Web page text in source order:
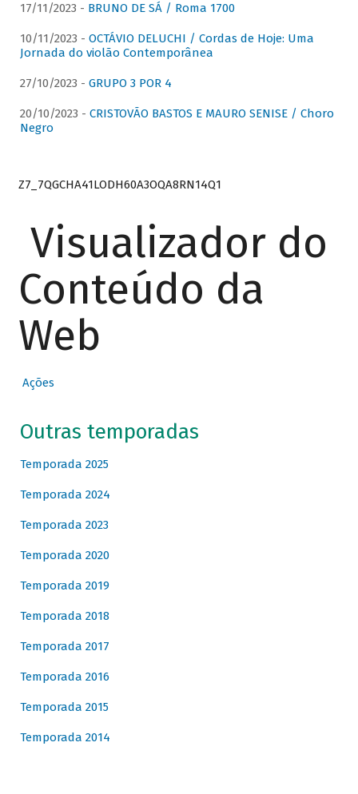
17/11/2023 - BRUNO DE SÁ / Roma 1700
10/11/2023 - OCTÁVIO DELUCHI / Cordas de Hoje: Uma
Jornada do violão Contemporânea
27/10/2023 - GRUPO 3 POR 4
20/10/2023 - CRISTOVÃO BASTOS E MAURO SENISE / Choro
Negro
Z7_7QGCHA41LODH60A3OQA8RN14Q1
Visualizador do
Conteúdo da
Web
Ações
Outras temporadas
Temporada 2025
Temporada 2024
Temporada 2023
Temporada 2020
Temporada 2019
Temporada 2018
Temporada 2017
Temporada 2016
Temporada 2015
Temporada 2014